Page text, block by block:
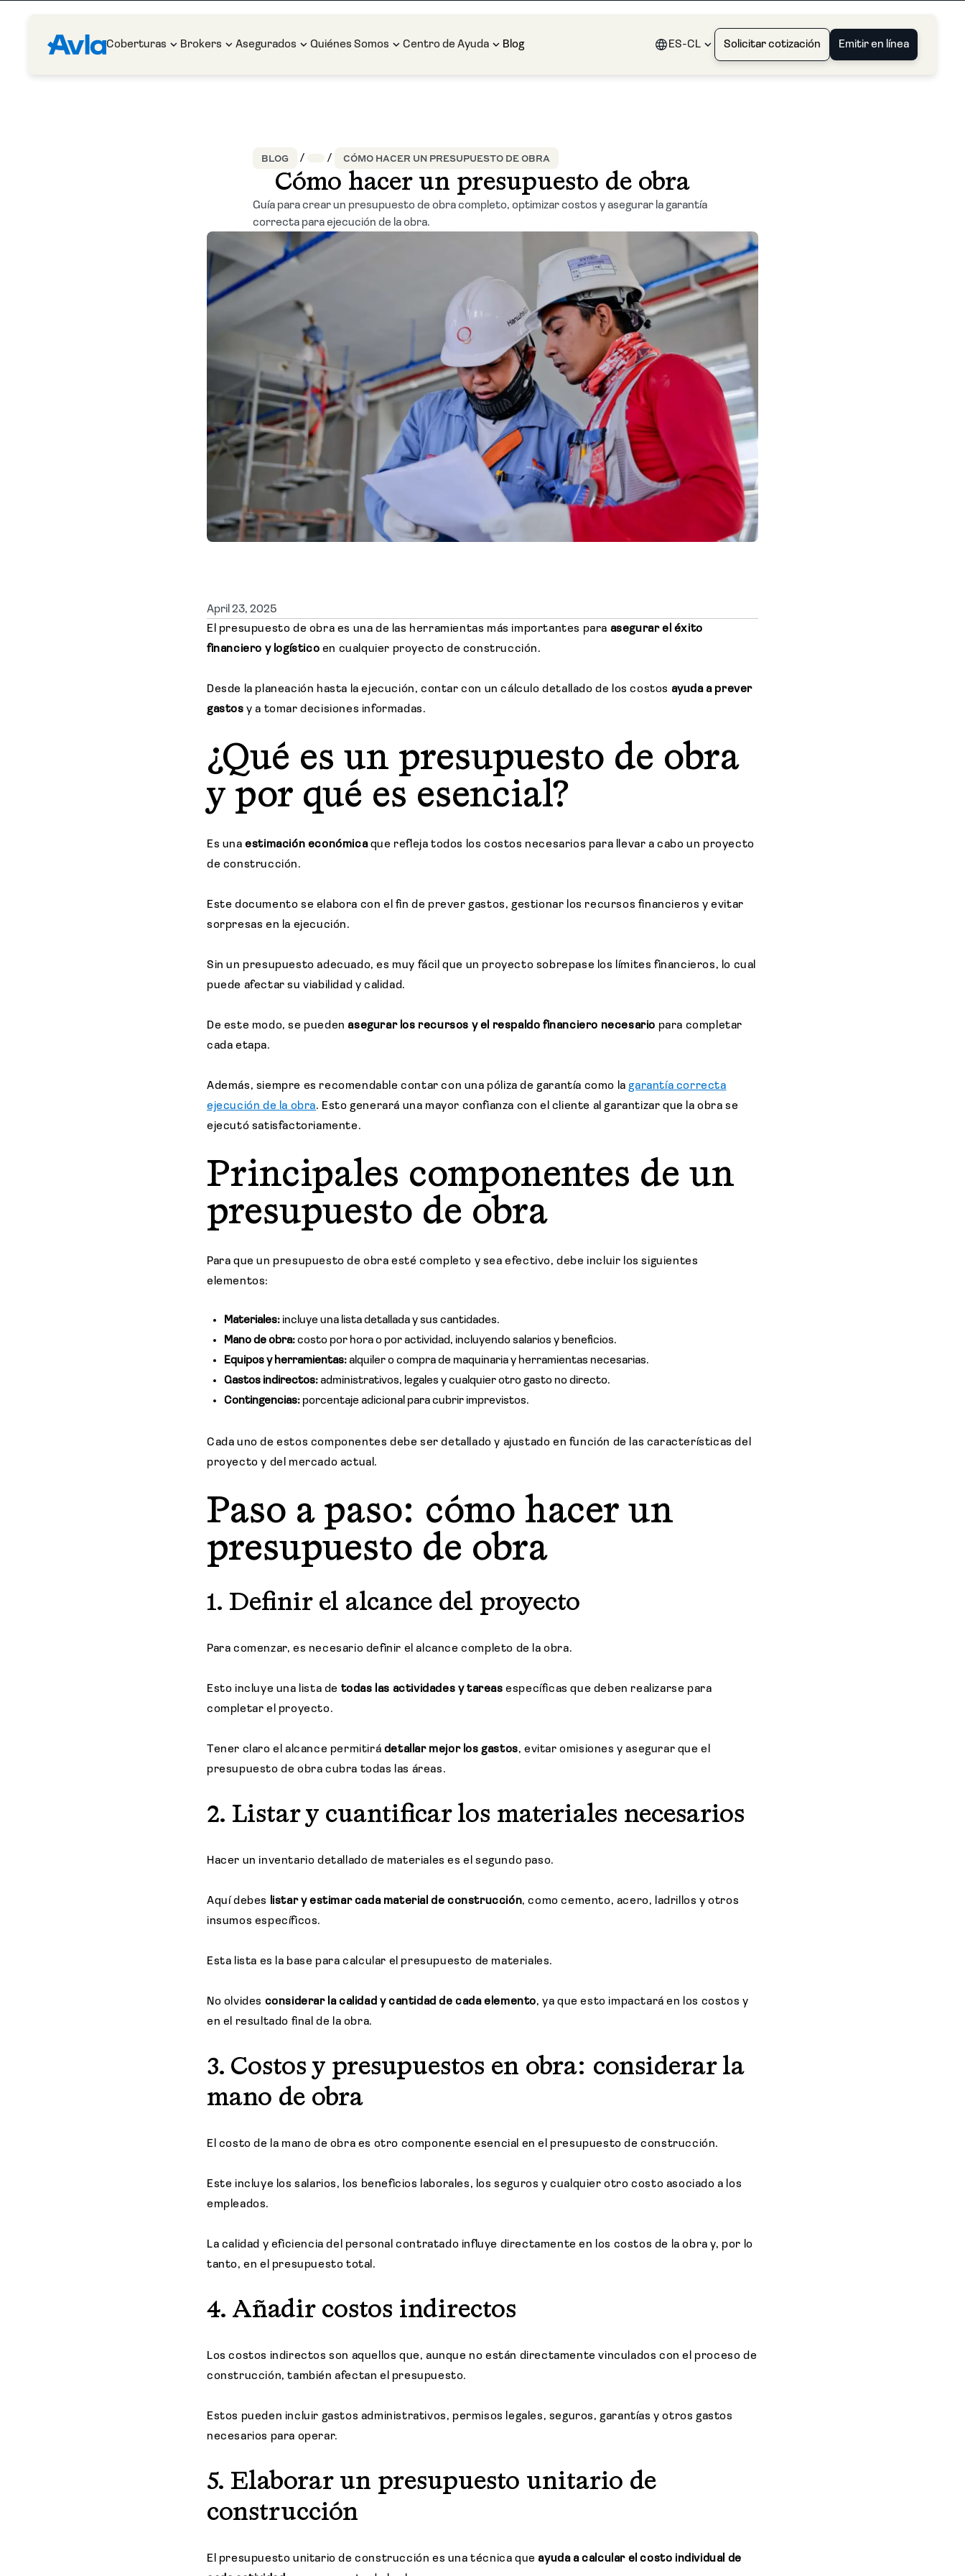
Coberturas Brokers Asegurados Quiénes Somos Centro de Ayuda Blog ES-CL Solicitar cotización Emitir en línea
BLOG CÓMO HACER UN PRESUPUESTO DE OBRA
Cómo hacer un presupuesto de obra
Guía para crear un presupuesto de obra completo, optimizar costos y asegurar la garantía
correcta para ejecución de la obra.
April 23, 2025
El presupuesto de obra es una de las herramientas más importantes para asegurar el éxito
financiero y logístico en cualquier proyecto de construcción.
Desde la planeación hasta la ejecución, contar con un cálculo detallado de los costos ayuda a prever
gastos y a tomar decisiones informadas.
¿Qué es un presupuesto de obra
y por qué es esencial?
Es una estimación económicaque refleja todos los costos necesarios para llevar a cabo un proyecto
de construcción.
Este documento se elabora con el fin de prever gastos, gestionar los recursos financieros y evitar
sorpresas en la ejecución.
Sin un presupuesto adecuado, es muy fácil que un proyecto sobrepase los límites financieros, lo cual
puede afectar su viabilidad y calidad.
De este modo, se puedenasegurar los recursos y el respaldo financiero necesario para completar
cada etapa.
Además, siempre es recomendable contar con una póliza de garantía como la garantía correcta
ejecución de la obra. Esto generará una mayor confianza con el cliente al garantizar que la obra se
ejecutó satisfactoriamente.
Principales componentes de un
presupuesto de obra
Para que un presupuesto de obra esté completo y sea efectivo, debe incluir los siguientes
elementos:
Materiales: incluye una lista detallada y sus cantidades.
Mano de obra:costo por hora o por actividad, incluyendo salarios y beneficios.
Equipos y herramientas:alquiler o compra de maquinaria y herramientas necesarias.
Gastos indirectos:administrativos, legales y cualquier otro gasto no directo.
Contingencias: porcentaje adicional para cubrir imprevistos.
Cada uno de estos componentes debe ser detallado y ajustado en función de las características del
proyecto y del mercado actual.
Paso a paso: cómo hacer un
presupuesto de obra
1. Definir el alcance del proyecto
Para comenzar, es necesario definir el alcance completo de la obra.
Esto incluye una lista de todas las actividades y tareas específicas que deben realizarse para
completar el proyecto.
Tener claro el alcance permitirá detallar mejor los gastos, evitar omisiones y asegurar que el
presupuesto de obra cubra todas las áreas.
2. Listar y cuantificar los materiales necesarios
Hacer un inventario detallado de materiales es el segundo paso.
Aquí debes listar y estimar cada material de construcción, como cemento, acero, ladrillos y otros
insumos específicos.
Esta lista es la base para calcular el presupuesto de materiales.
No olvides considerar la calidad y cantidad de cada elemento, ya que esto impactará en los costos y
en el resultado final de la obra.
3. Costos y presupuestos en obra: considerar la
mano de obra
El costo de la mano de obra es otro componente esencial en el presupuesto de construcción.
Este incluye los salarios, los beneficios laborales, los seguros y cualquier otro costo asociado a los
empleados.
La calidad y eficiencia del personal contratado influye directamente en los costos de la obra y, por lo
tanto, en el presupuesto total.
4. Añadir costos indirectos
Los costos indirectos son aquellos que, aunque no están directamente vinculados con el proceso de
construcción, también afectan el presupuesto.
Estos pueden incluir gastos administrativos, permisos legales, seguros, garantías y otros gastos
necesarios para operar.
5. Elaborar un presupuesto unitario de
construcción
El presupuesto unitario de construcción es una técnica queayuda a calcular el costo individual de